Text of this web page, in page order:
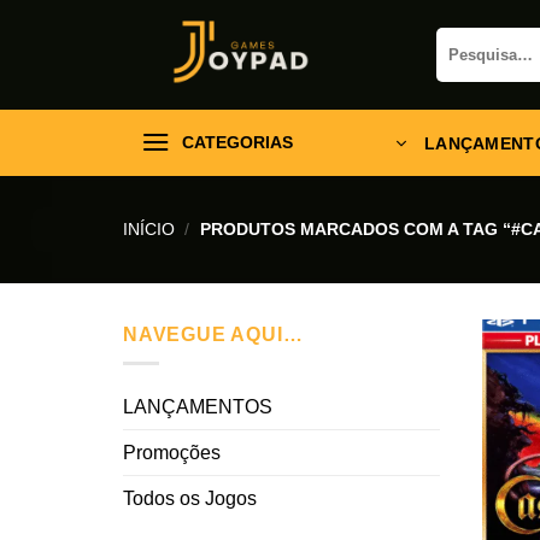
Pesquisar
por:
CATEGORIAS
INÍCIO / PRODUTOS MARCADOS COM A TAG
NAVEGUE AQUI…
LANÇAMENTOS
Promoções
Todos os Jogos